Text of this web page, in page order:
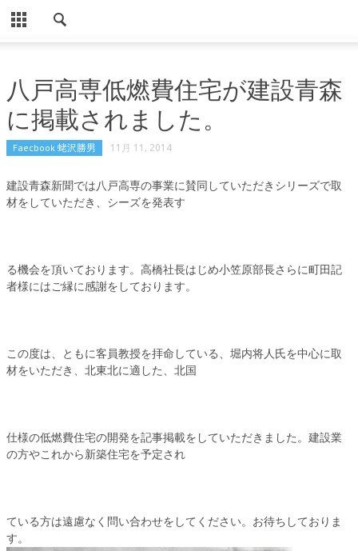
ノンドライ商品
導入事例（ノンドライ）
Eでんき住宅・事業所用
使用事例
ノンドライ資料請求
導入事例（セラミック）
ノンドライ資料請求
八戸高専低燃費住宅が建設青森
に掲載されました。
Faecbook 蛯沢勝男 11月 11, 2014
建設青森新聞では八戸高専の事業に賛同していただきシリーズで取
材をしていただき、シーズを発表す
る機会を頂いております。高橋社長はじめ小笠原部長さらに町田記
者様にはご縁に感謝をしております。
この度は、ともに客員教授を拝命している、堀内将人氏を中心に取
材をいただき、北東北に適した、北国
仕様の低燃費住宅の開発を記事掲載をしていただきました。建設業
の方やこれから新築住宅を予定され
ている方は遠慮なく問い合わせをしてください。お待ちしておりま
す。